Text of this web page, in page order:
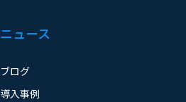
ニュース
ブログ
導入事例